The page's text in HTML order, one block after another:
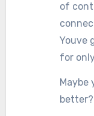
of
Youve
for
Maybe
better?